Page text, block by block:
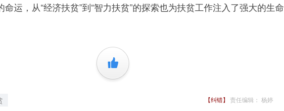
运，从“经济扶贫”到“智力扶贫”的探索也为扶贫工作注入了强大的生命
+1
【纠错】 责任编辑： 杨婷